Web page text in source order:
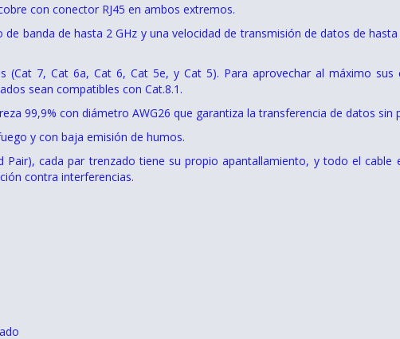
con conector RJ45 en ambos extremos.
de banda de hasta 2 GHz y una velocidad de transmisión de datos de
(Cat 7, Cat 6a, Cat 6, Cat 5e, y Cat 5). Para aprovechar al máximo sus
sean compatibles con Cat.8.1.
99,9% con diámetro AWG26 que garantiza la transferencia de datos sin
y con baja emisión de humos.
Pair), cada par trenzado tiene su propio apantallamiento, y todo el
contra interferencias.